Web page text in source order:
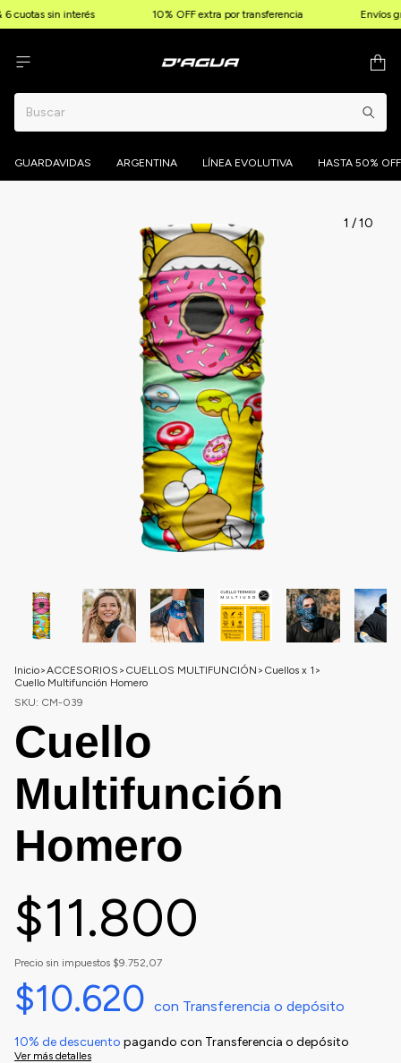
cuotas sin interés 10% OFF extra por transferencia Envíos
GUARDAVIDAS ARGENTINA LÍNEA EVOLUTIVA HASTA 50% OFF
1 /10
Inicio>ACCESORIOS > CUELLOS MULTIFUNCIÓN > Cuellos x 1 >
Cuello Multifunción Homero
SKU: CM-039
Cuello
Multifunción
Homero
$11.800
Precio sin impuestos $9.752,07
$10.620 con Transferencia o depósito
10% de descuento pagando con Transferencia o depósito
Ver más detalles